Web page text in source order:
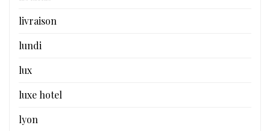
livraison
lundi
lux
luxe hotel
lyon